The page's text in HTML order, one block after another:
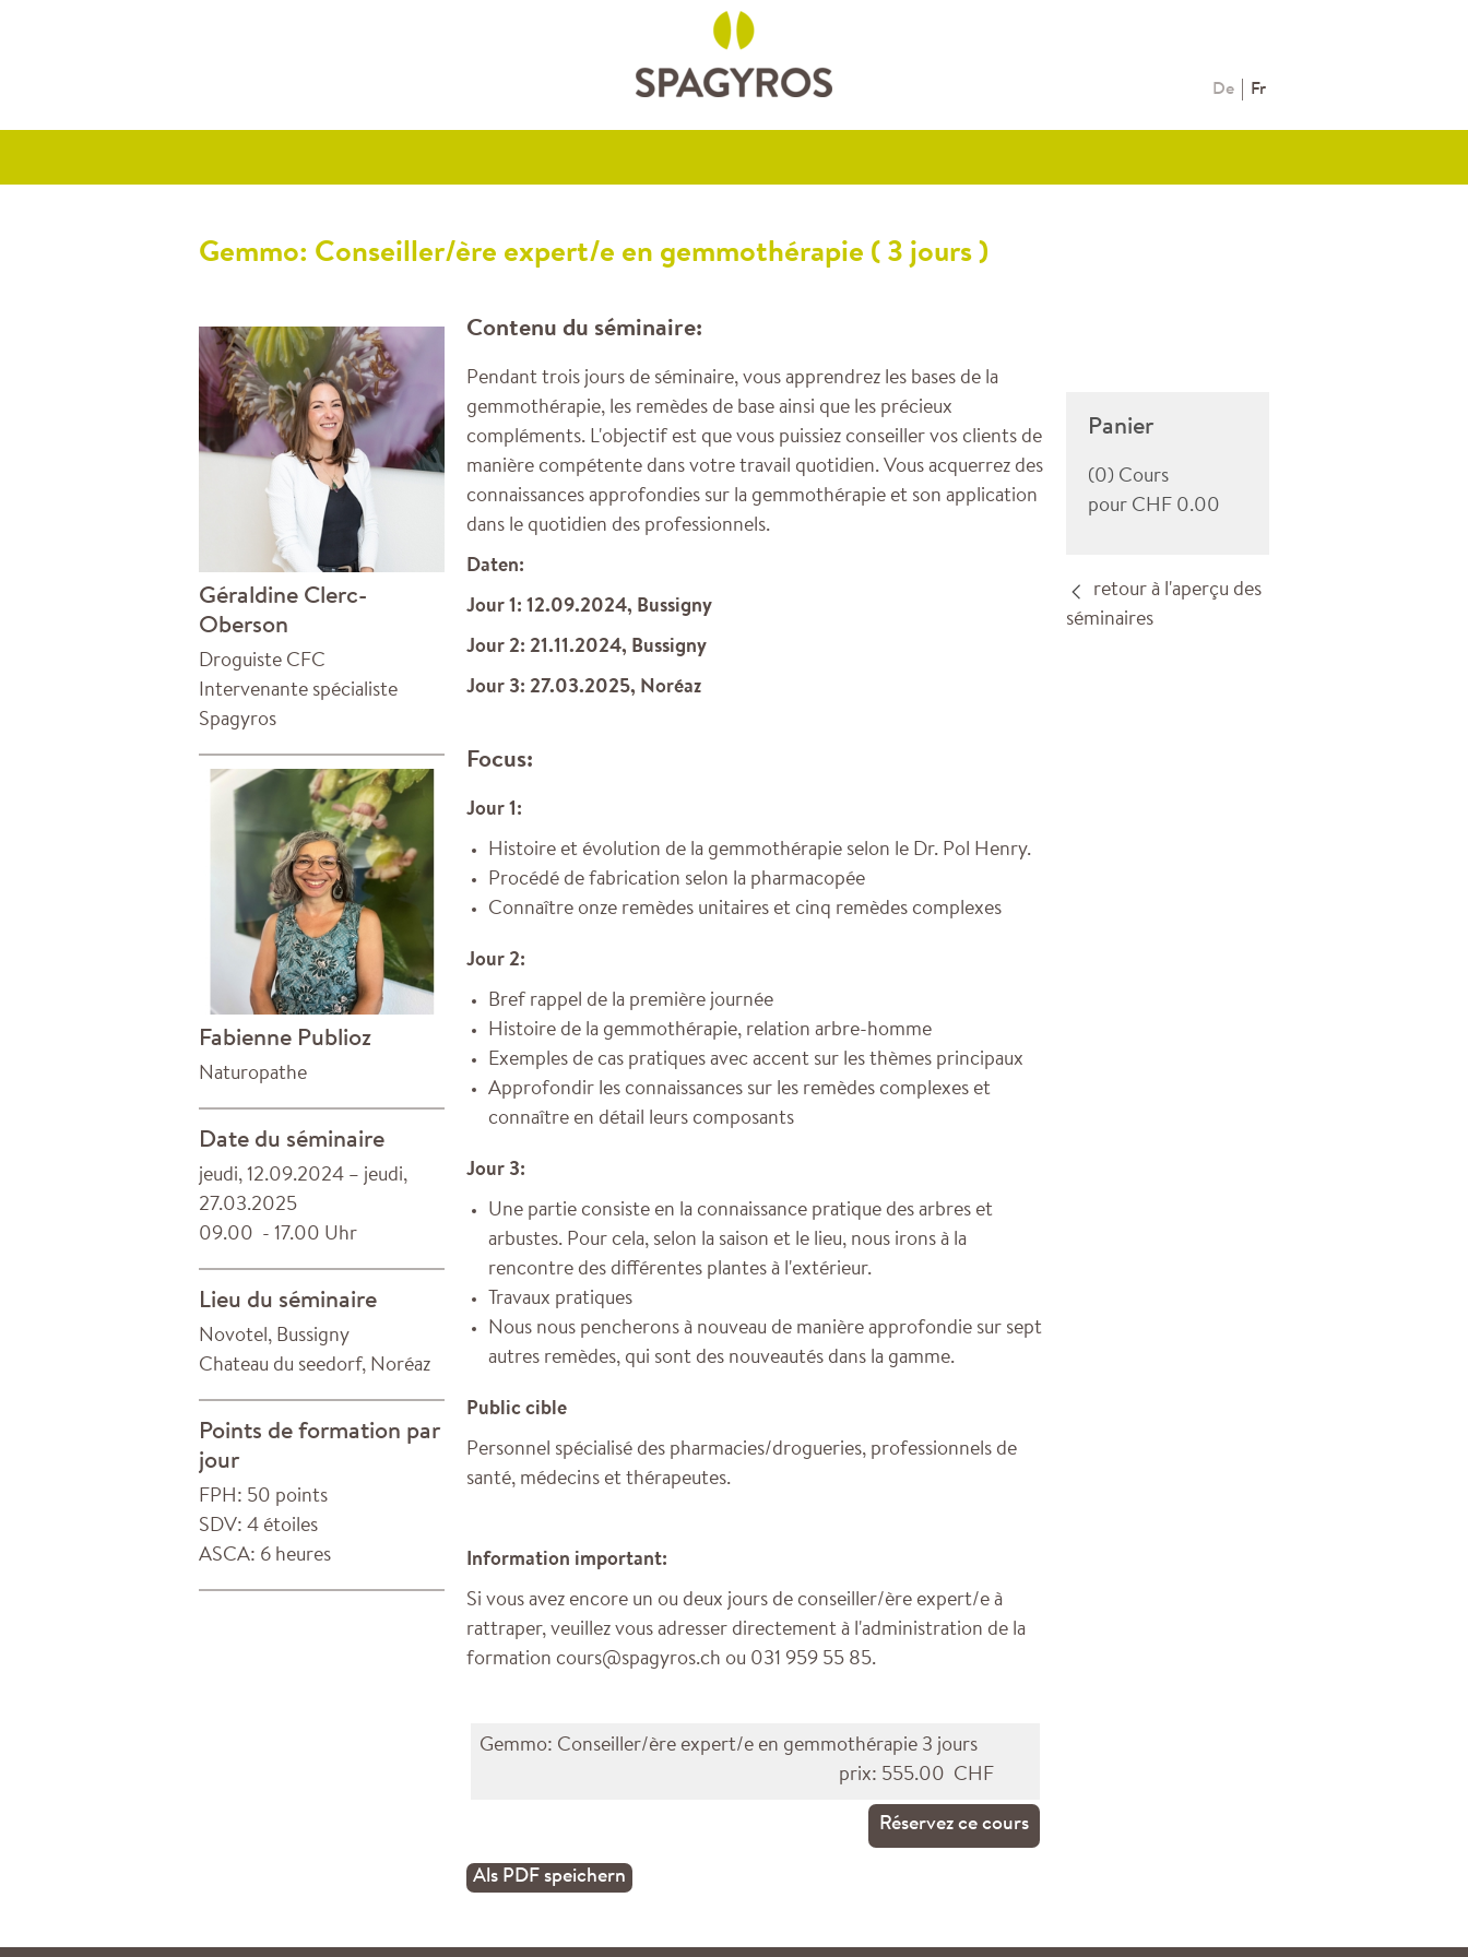
Fr
De
Gemmo: Conseiller/ère expert/e en gemmothérapie ( 3 jours )
Géraldine Clerc-
Oberson
Droguiste CFC
Intervenante spécialiste
Spagyros
Fabienne Publioz
Naturopathe
Date du séminaire
jeudi, 12.09.2024 – jeudi,
27.03.2025
09.00 - 17.00 Uhr
Lieu du séminaire
Novotel, Bussigny
Chateau du seedorf, Noréaz
Points de formation par
jour
FPH: 50 points
SDV: 4 étoiles
ASCA: 6 heures
Contenu du séminaire:
Pendant trois jours de séminaire, vous apprendrez les bases de la
gemmothérapie, les remèdes de base ainsi que les précieux
compléments. L'objectif est que vous puissiez conseiller vos clients de
manière compétente dans votre travail quotidien. Vous acquerrez des
connaissances approfondies sur la gemmothérapie et son application
dans le quotidien des professionnels.
Daten:
Jour 1: 12.09.2024, Bussigny
Jour 2: 21.11.2024, Bussigny
Jour 3: 27.03.2025, Noréaz
Focus:
Jour 1:
Histoire et évolution de la gemmothérapie selon le Dr. Pol Henry.
Procédé de fabrication selon la pharmacopée
Connaître onze remèdes unitaires et cinq remèdes complexes
Jour 2:
Bref rappel de la première journée
Histoire de la gemmothérapie, relation arbre-homme
Exemples de cas pratiques avec accent sur les thèmes principaux
Approfondir les connaissances sur les remèdes complexes et
connaître en détail leurs composants
Jour 3:
Une partie consiste en la connaissance pratique des arbres et
arbustes. Pour cela, selon la saison et le lieu, nous irons à la
rencontre des différentes plantes à l'extérieur.
Travaux pratiques
Nous nous pencherons à nouveau de manière approfondie sur sept
autres remèdes, qui sont des nouveautés dans la gamme.
Public cible
Personnel spécialisé des pharmacies/drogueries, professionnels de
santé, médecins et thérapeutes.
Information important:
Si vous avez encore un ou deux jours de conseiller/ère expert/e à
rattraper, veuillez vous adresser directement à l'administration de la
formation cours@spagyros.ch ou 031 959 55 85.
Gemmo: Conseiller/ère expert/e en gemmothérapie 3 jours
prix: 555.00 CHF
Réservez ce cours
Als PDF speichern
Panier
(0) Cours
pour CHF 0.00
retour à l'aperçu des
séminaires